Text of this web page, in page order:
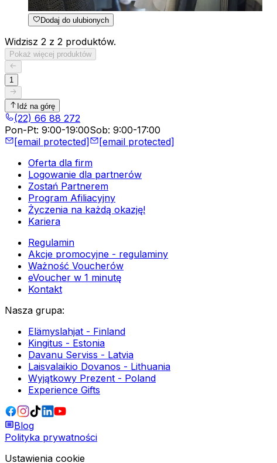
Dodaj do ulubionych
Widzisz 2 z 2 produktów.
Pokaż więcej produktów
1
Idź na górę
(22) 66 88 272
Pon-Pt: 9:00-19:00Sob: 9:00-17:00
[email protected]
[email protected]
Oferta dla firm
Logowanie dla partnerów
Zostań Partnerem
Program Afiliacyjny
Życzenia na każdą okazję!
Kariera
Regulamin
Akcje promocyjne - regulaminy
Ważność Voucherów
eVoucher w 1 minutę
Kontakt
Nasza grupa:
Elämyslahjat - Finland
Kingitus - Estonia
Davanu Serviss - Latvia
Laisvalaikio Dovanos - Lithuania
Wyjątkowy Prezent - Poland
Experience Gifts
Blog
Polityka prywatności
Ustawienia cookie